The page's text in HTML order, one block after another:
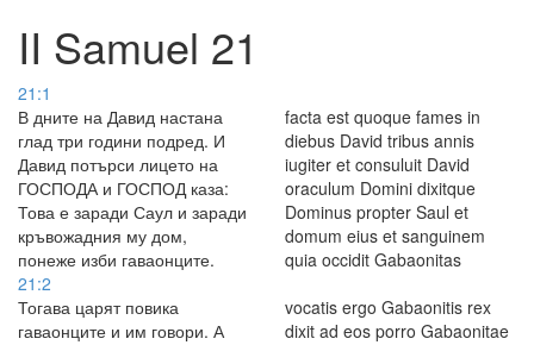
II Samuel 21
21:1
В дните на Давид настана
глад три години подред. И
Давид потърси лицето на
ГОСПОДА и ГОСПОД каза:
Това е заради Саул и заради
кръвожадния му дом,
понеже изби гаваонците.
facta est quoque fames in
diebus David tribus annis
iugiter et consuluit David
oraculum Domini dixitque
Dominus propter Saul et
domum eius et sanguinem
quia occidit Gabaonitas
21:2
Тогава царят повика
гаваонците и им говори. А
vocatis ergo Gabaonitis rex
dixit ad eos porro Gabaonitae